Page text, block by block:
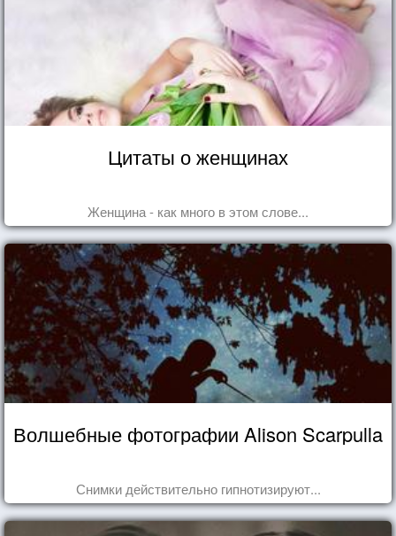
Цитаты о женщинах
Женщина - как много в этом слове...
Волшебные фотографии Alison Scarpulla
Снимки действительно гипнотизируют...